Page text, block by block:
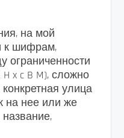
на мой
к шифрам,
ограниченности
x c B M), сложно
улица
на нее или же